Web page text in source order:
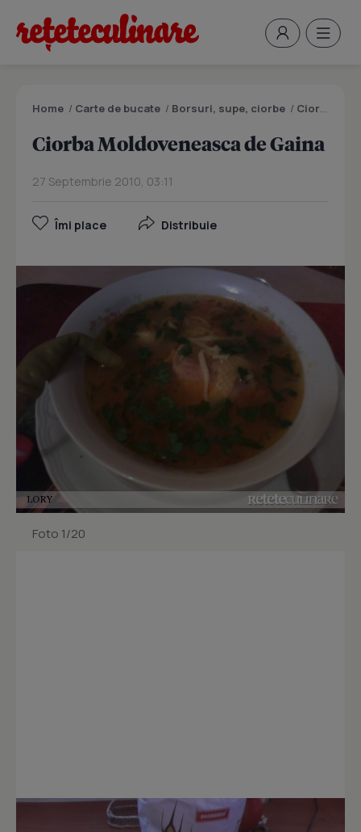
Home / Carte de bucate / Borsuri, supe, ciorbe / Ciorba Moldoveneasca de Gaina
Ciorba Moldoveneasca de Gaina
27 Septembrie 2010, 03:11
Îmi place Distribuie
Foto 1/20